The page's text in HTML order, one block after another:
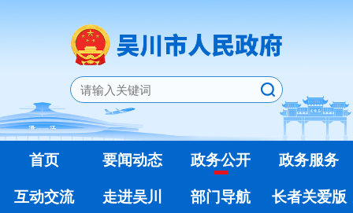
首页 要闻动态 政务公开
政务服务
互动交流
走进吴川 部门导航 长者关爱版